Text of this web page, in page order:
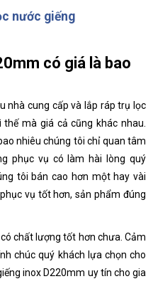
nước giếng
có giá là bao
nhà cung cấp và lắp ráp trụ lọc
mà giá cả cũng khác nhau.
nhiêu chúng tôi chỉ quan tâm
phục vụ có làm hài lòng quý
tôi bán cao hơn một hay vài
vụ tốt hơn, sản phẩm đúng
chất lượng tốt hơn chưa. Cảm
chúc quý khách lựa chọn cho
inox D220mm uy tín cho gia